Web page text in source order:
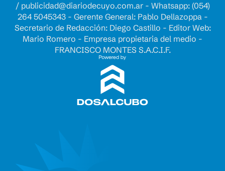
/ publicidad@diariodecuyo.com.ar- Whatsapp: (054)
264 5045343 - Gerente General: Pablo Dellazoppa -
Secretario de Redacción: Diego Castillo - Editor Web:
Mario Romero - Empresa propietaria del medio -
FRANCISCO MONTES S.A.C.I.F.